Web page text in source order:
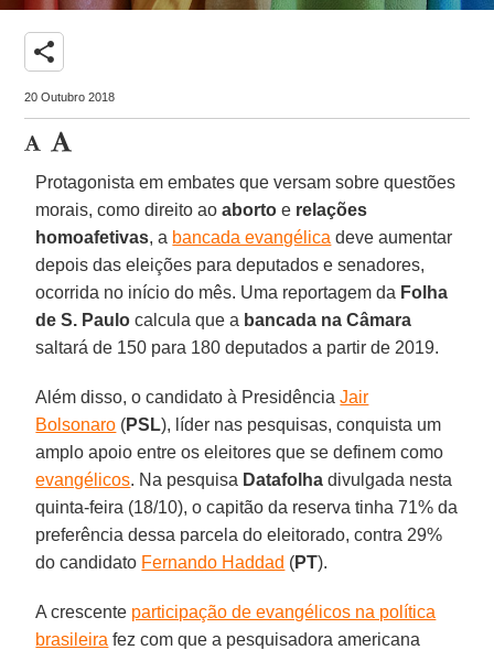
share
20 Outubro 2018
Protagonista em embates que versam sobre questões
morais, como direito aoabortoe relações
homoafetivas, a bancada evangélica deve aumentar
depois das eleições para deputados e senadores,
ocorrida no início do mês. Uma reportagem da Folha
de S. Paulo calcula que a bancada na Câmara
saltará de 150 para 180 deputados a partir de 2019.
Além disso, o candidato à PresidênciaJair
Bolsonaro (PSL), líder nas pesquisas, conquista um
amplo apoio entre os eleitores que se definem como
evangélicos. Na pesquisa Datafolha divulgada nesta
quinta-feira (18/10), o capitão da reserva tinha 71% da
preferência dessa parcela do eleitorado, contra 29%
do candidato Fernando Haddad (PT).
A crescente participação de evangélicos na política
brasileira fez com que a pesquisadora americana